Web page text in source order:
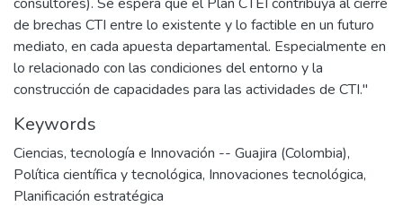
de brechas CTI entre lo existente y lo factible en un futuro
mediato, en cada apuesta departamental. Especialmente en
lo relacionado con las condiciones del entorno y la
construcción de capacidades para las actividades de CTI."
Keywords
Ciencias, tecnología e Innovación -- Guajira (Colombia),
Política científica y tecnológica, Innovaciones tecnológica,
Planificación estratégica